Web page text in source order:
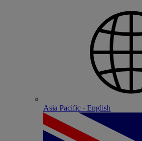
Asia Pacific - English